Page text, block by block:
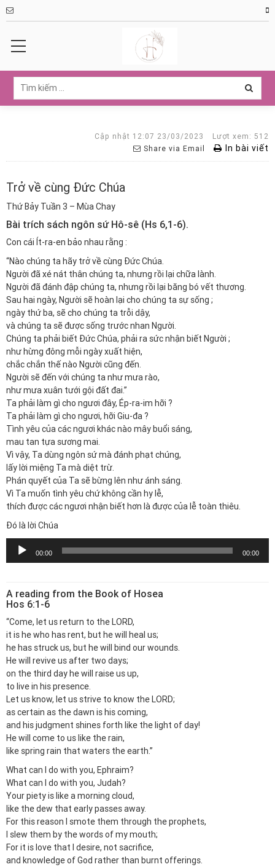
Cập nhật 12:07 23/03/2023
Lượt xem: 512
Share via Email
In bài viết
Trở về cùng Đức Chúa
Thứ Bảy Tuần 3 – Mùa Chay
Bài trích sách ngôn sứ Hô-sê (Hs 6,1-6).
Con cái Ít-ra-en bảo nhau rằng :
“Nào chúng ta hãy trở về cùng Đức Chúa.
Người đã xé nát thân chúng ta, nhưng rồi lại chữa lành.
Người đã đánh đập chúng ta, nhưng rồi lại băng bó vết thương.
Sau hai ngày, Người sẽ hoàn lại cho chúng ta sự sống ;
ngày thứ ba, sẽ cho chúng ta trỗi dậy,
và chúng ta sẽ được sống trước nhan Người.
Chúng ta phải biết Đức Chúa, phải ra sức nhận biết Người ;
như hừng đông mỗi ngày xuất hiện,
chắc chắn thế nào Người cũng đến.
Người sẽ đến với chúng ta như mưa rào,
như mưa xuân tưới gội đất đai.”
Ta phải làm gì cho ngươi đây, Ép-ra-im hỡi ?
Ta phải làm gì cho ngươi, hỡi Giu-đa ?
Tình yêu của các ngươi khác nào mây buổi sáng,
mau tan tựa sương mai.
Vì vậy, Ta dùng ngôn sứ mà đánh phạt chúng,
lấy lời miệng Ta mà diệt trừ.
Phán quyết của Ta sẽ bừng lên như ánh sáng.
Vì Ta muốn tình yêu chứ không cần hy lễ,
thích được các ngươi nhận biết hơn là được của lễ toàn thiêu.
Đó là lời Chúa
Trình
chơi
00:00 00:00
A reading from the Book of Hosea
Hos 6:1-6
“Come, let us return to the LORD,
it is he who has rent, but he will heal us;
he has struck us, but he will bind our wounds.
He will revive us after two days;
on the third day he will raise us up,
to live in his presence.
Let us know, let us strive to know the LORD;
as certain as the dawn is his coming,
and his judgment shines forth like the light of day!
He will come to us like the rain,
like spring rain that waters the earth.”
What can I do with you, Ephraim?
What can I do with you, Judah?
Your piety is like a morning cloud,
like the dew that early passes away.
For this reason I smote them through the prophets,
I slew them by the words of my mouth;
For it is love that I desire, not sacrifice,
and knowledge of God rather than burnt offerings.